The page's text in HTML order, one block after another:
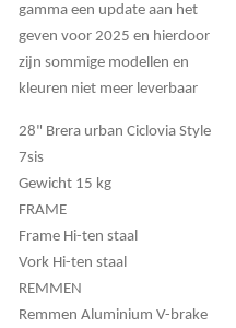
gamma een update aan het
geven voor 2025 en hierdoor
zijn sommige modellen en
kleuren niet meer leverbaar
28" Brera urban Ciclovia Style
7sis
Gewicht 15 kg
FRAME
Frame Hi-ten staal
Vork Hi-ten staal
REMMEN
Remmen Aluminium V-brake